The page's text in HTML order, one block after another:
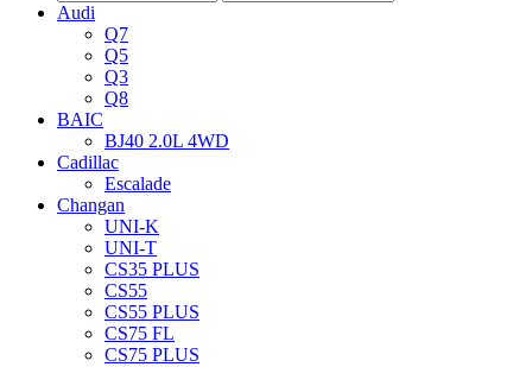
Audi
Q7
Q5
Q3
Q8
BAIC
BJ40 2.0L 4WD
Cadillac
Escalade
Changan
UNI-K
UNI-T
CS35 PLUS
CS55
CS55 PLUS
CS75 FL
CS75 PLUS